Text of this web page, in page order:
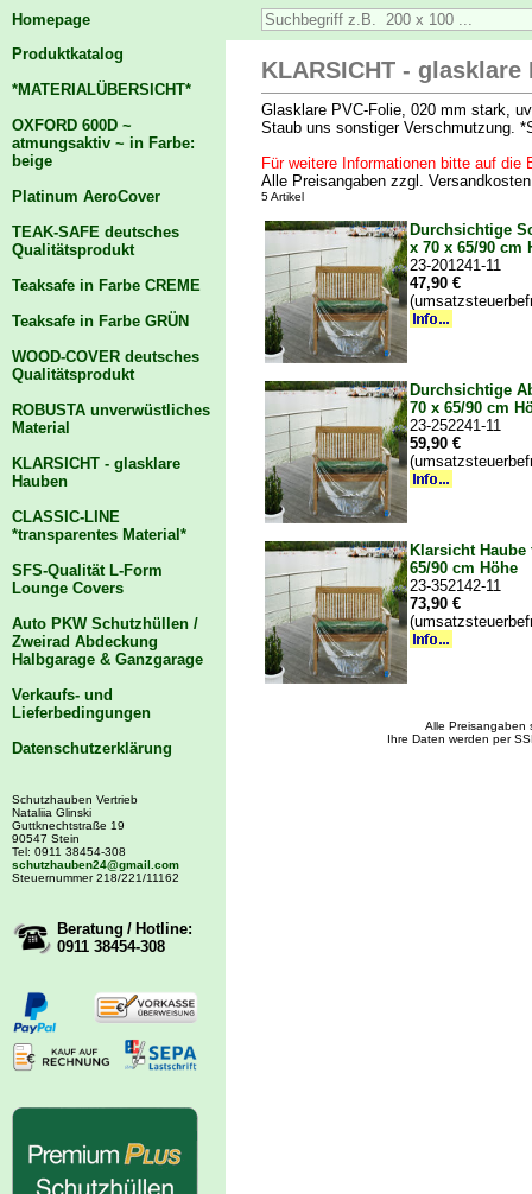
Homepage
Produktkatalog
*MATERIALÜBERSICHT*
OXFORD 600D ~
atmungsaktiv ~ in Farbe:
beige
Platinum AeroCover
TEAK-SAFE deutsches
Qualitätsprodukt
Teaksafe in Farbe CREME
Teaksafe in Farbe GRÜN
WOOD-COVER deutsches
Qualitätsprodukt
ROBUSTA unverwüstliches
Material
KLARSICHT - glasklare
Hauben
CLASSIC-LINE
*transparentes Material*
SFS-Qualität L-Form
Lounge Covers
Auto PKW Schutzhüllen /
Zweirad Abdeckung
Halbgarage & Ganzgarage
Verkaufs- und
Lieferbedingungen
Datenschutzerklärung
Schutzhauben Vertrieb
Nataliia Glinski
Guttknechtstraße 19
90547 Stein
Tel: 0911 38454-308
schutzhauben24@gmail.com
Steuernummer 218/221/11162
Beratung / Hotline:
0911 38454-308
KLARSICHT -
Glasklare PVC-Folie, 020 mm stark,
Staub uns sonstiger Verschmutzung.
Für weitere Informationen bitte auf die
Alle Preisangaben zzgl.
5 Artikel
Durchsichtige
x 70 x 65/90 cm
23-201241-11
47,90 €
Durchsichtige
70 x 65/90 cm
23-252241-11
59,90 €
Klarsicht Haube
65/90 cm Höhe
23-352142-11
73,90 €
Alle Preisangaben
Ihre Daten werden per